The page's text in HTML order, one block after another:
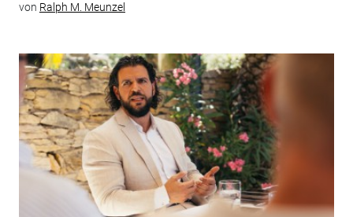
von Ralph M. Meunzel